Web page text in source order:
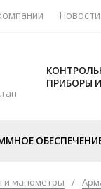
Новости
ПРИБОРЫ
и манометры /